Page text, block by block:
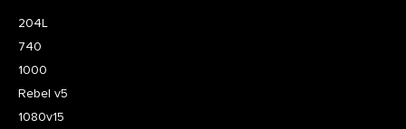
204L
740
1000
Rebel v5
1080v15